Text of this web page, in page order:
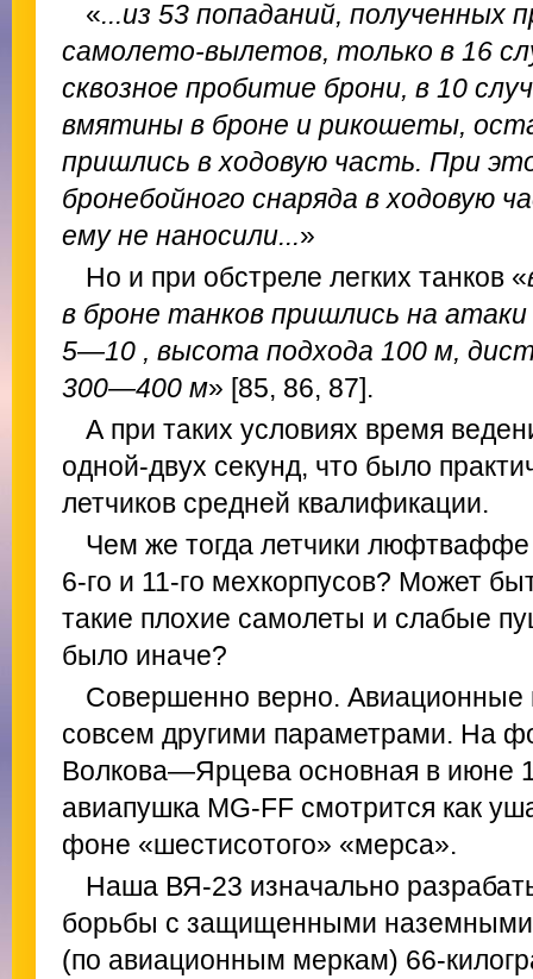
«...из 53 попаданий, полученных
самолето-вылетов, только в 16
сквозное пробитие брони, в 10
вмятины в броне и рикошеты,
пришлись в ходовую часть. При
бронебойного снаряда в ходовую
ему не наносили...»
Но и при обстреле легких танков «
в броне танков пришлись на
5—10 , высота подхода 100 м,
300—400 м» [85, 86, 87].
А при таких условиях время
одной-двух секунд, что было
летчиков средней квалификации.
Чем же тогда летчики люфтваффе
6-го и 11-го мехкорпусов? Может
такие плохие самолеты и слабые
было иначе?
Совершенно верно. Авиационные
совсем другими параметрами. На
Волкова—Ярцева основная в июне
авиапушка MG-FF смотрится как
фоне «шестисотого» «мерса».
Наша ВЯ-23 изначально
борьбы с защищенными
(по авиационным меркам) 66-